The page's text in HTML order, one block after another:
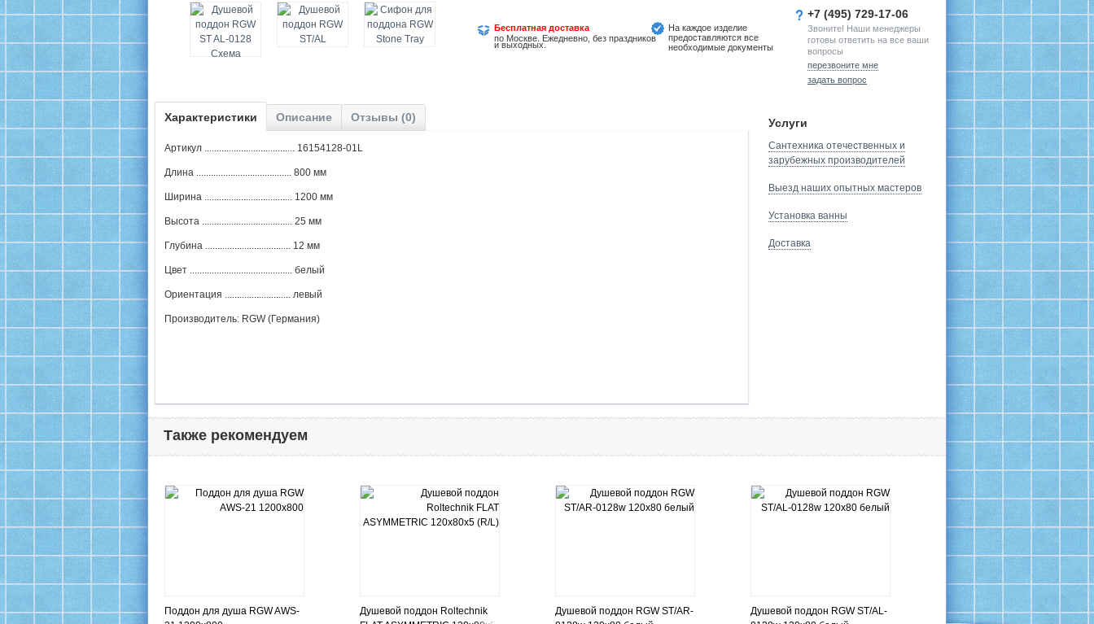
Бесплатная доставка
по Москве. Ежедневно, без праздников
и выходных.
На каждое изделие
предоставляются все
необходимые документы
+7 (495) 729-17-06
Звоните! Наши менеджеры
готовы ответить на все ваши
вопросы
перезвоните мне
задать вопрос
Характеристики Описание Отзывы (0)
Артикул ..................................... 16154128-01L
Длина ....................................... 800 мм
Ширина .................................... 1200 мм
Высота ..................................... 25 мм
Глубина ................................... 12 мм
Цвет .......................................... белый
Ориентация ........................... левый
Производитель: RGW (Германия)
Услуги
Сантехника отечественных и
зарубежных производителей
Выезд наших опытных мастеров
Установка ванны
Доставка
Также рекомендуем
Поддон для душа RGW AWS-
Душевой поддон Roltechnik
Душевой поддон RGW ST/AR-
Душевой поддон RGW ST/AL-